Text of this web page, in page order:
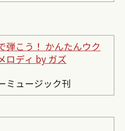
弾こう！ かんたんウク
ロディ by ガズ
ミュージック刊